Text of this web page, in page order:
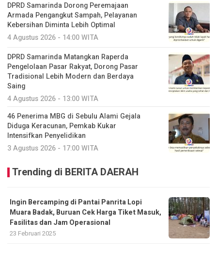
DPRD Samarinda Dorong Peremajaan
Armada Pengangkut Sampah, Pelayanan
Kebersihan Diminta Lebih Optimal
4 Agustus 2026 - 14:00 WITA
DPRD Samarinda Matangkan Raperda
Pengelolaan Pasar Rakyat, Dorong Pasar
Tradisional Lebih Modern dan Berdaya
Saing
4 Agustus 2026 - 13:00 WITA
46 Penerima MBG di Sebulu Alami Gejala
Diduga Keracunan, Pemkab Kukar
Intensifkan Penyelidikan
3 Agustus 2026 - 17:00 WITA
Trending di BERITA DAERAH
Ingin Bercamping di Pantai Panrita Lopi
Muara Badak, Buruan Cek Harga Tiket Masuk,
Fasilitas dan Jam Operasional
23 Februari 2025